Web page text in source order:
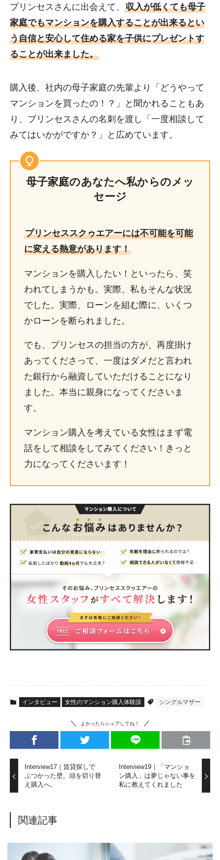
プリンセスさんに出会えて、 収入が低くても母子
家庭でもマンションを購入することが出来るとい
う自信と安心して住める家を子供にプレゼントす
ることが出来ました。
購入後、社内の母子家庭の先輩より「どうやって
マンションを買ったの！？」と聞かれることもあ
り、プリンセスさんの名刺を渡し「一度相談して
みてはいかがですか？」と広めています。
母子家庭のあなたへ私からのメッ
セージ
プリンセススクゥエアーには不可能を可能
に変える熱意があります！
マンションを購入したい！といったら、笑
われてしまうかも。実際、私もそんな状況
でした。実際、ローンを組む際に、いくつ
かローンを断られました。
でも、プリンセスの担当の方が、再度掛け
あってくださって、一度はダメだと言われ
た銀行から融資していただけることになり
ました。本当に親身になってくださいま
す。
マンション購入を考えている女性はまず電
話をして相談をしてみてください！きっと
力になってくださいます！
インタビュー 女性のマンション購入体験談 シングルマザー
よかったらシェアしてね！
Interview17｜賃貸探しで
ぶつかった壁。頭を切り替
え購入へ。
Interview19｜「マンショ
ン購入」は夢じゃない事を
私に教えてくれました
関連記事